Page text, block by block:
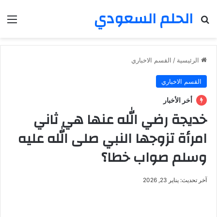
الحلم السعودي
بحث عن
الرئيسية / القسم الاخباري
القسم الاخباري
أخر الأخبار
خديجة رضي الله عنها هي ثاني
امرأة تزوجها النبي صلى الله عليه
وسلم صواب خطا؟
آخر تحديث: يناير 23, 2026